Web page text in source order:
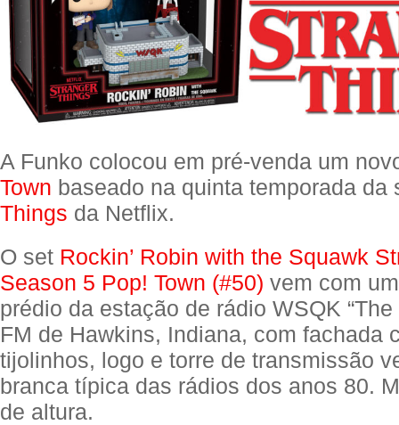
A Funko colocou em pré-venda um
Town baseado na quinta temporada da
Things da Netflix.
O set Rockin’ Robin with the Squawk
Season 5 Pop! Town (#50) vem com
prédio da estação de rádio WSQK “The
FM de Hawkins, Indiana, com fachada
tijolinhos, logo e torre de transmissão
branca típica das rádios dos anos 80.
de altura.